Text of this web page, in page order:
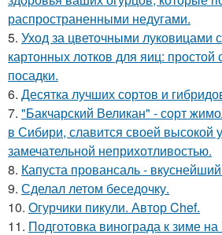
распространенными недугами.
5. Уход за цветочными луковицами
картонных лотков для яиц:
посадки.
6. Десятка лучших сортов и
7. "Бакчарский Великан" - сорт
в Сибири, славится своей высокой
замечательной неприхотливостью.
8. Капуста провансаль -
9. Сделал летом беседочку.
10. Огурчики пикули. Автор Chef.
11. Подготовка винограда к зиме